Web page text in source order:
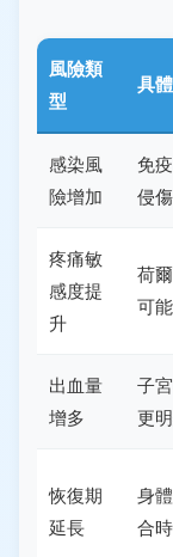
風險類
型
具
感染風
險增加
免
侵
疼痛敏
感度提
升
荷
可
出血量
增多
子
更
恢復期
延長
身
合